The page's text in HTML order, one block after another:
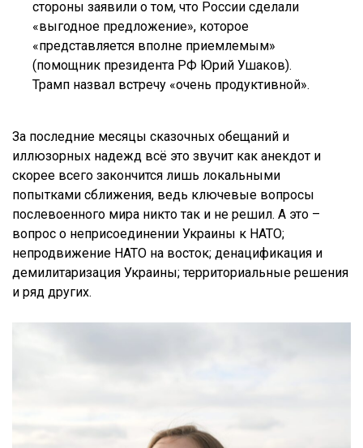
стороны заявили о том, что России сделали
«выгодное предложение», которое
«представляется вполне приемлемым»
(помощник президента РФ Юрий Ушаков).
Трамп назвал встречу «очень продуктивной».
За последние месяцы сказочных обещаний и
иллюзорных надежд всё это звучит как анекдот и
скорее всего закончится лишь локальными
попытками сближения, ведь ключевые вопросы
послевоенного мира никто так и не решил. А это –
вопрос о неприсоединении Украины к НАТО;
непродвижение НАТО на восток; денацификация и
демилитаризация Украины; территориальные решения
и ряд других.